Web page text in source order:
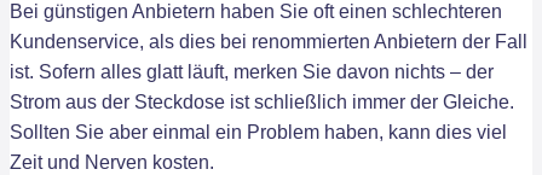
Bei günstigen Anbietern haben Sie oft einen schlechteren
Kundenservice, als dies bei renommierten Anbietern der Fall
ist. Sofern alles glatt läuft, merken Sie davon nichts – der
Strom aus der Steckdose ist schließlich immer der Gleiche.
Sollten Sie aber einmal ein Problem haben, kann dies viel
Zeit und Nerven kosten.